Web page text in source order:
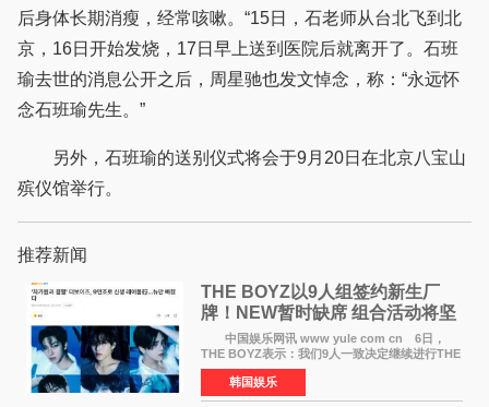
后身体长期消瘦，经常咳嗽。“15日，石老师从台北飞到北
京，16日开始发烧，17日早上送到医院后就离开了。石班
瑜去世的消息公开之后，周星驰也发文悼念，称：“永远怀
念石班瑜先生。”
另外，石班瑜的送别仪式将会于9月20日在北京八宝山
殡仪馆举行。
推荐新闻
THE BOYZ以9人组签约新生厂
牌！NEW暂时缺席 组合活动将坚
定不移继续
中国娱乐网讯 www yule com cn 6日，
THE BOYZ表示：我们9人一致决定继续进行THE
BOYZ组合活动，并且已经完成了组合团体活动
签约。目前正在新生厂牌下进行活动准备。尚未
离开THE BOYZ原所
韩国娱乐